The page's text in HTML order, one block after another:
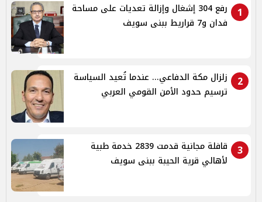
1
رفع 304 إشغال وإزالة تعديات على مساحة
فدان و7 قراريط ببنى سويف
2
زلزال مكة الدفاعي... عندما تُعيد السياسة
ترسيم حدود الأمن القومي العربي
3
قافلة مجانية قدمت 2839 خدمة طبية
لأهالي قرية الحيبة ببنى سويف